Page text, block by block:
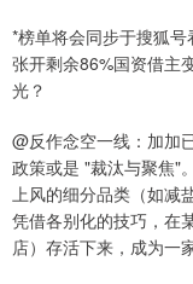
*榜单将会同步于搜狐号
张开剩余86%国资借主
光？
@反作念空一线：加加
政策或是 "裁汰与聚焦"
上风的细分品类（如减
凭借各别化的技巧，在
店）存活下来，成为一